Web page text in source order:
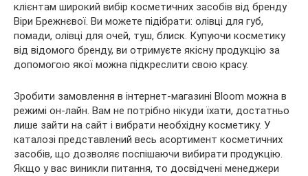
клієнтам широкий вибір косметичних засобів від бренду
Віри Брежнєвої. Ви можете підібрати: олівці для губ,
помади, олівці для очей, туш, блиск. Купуючи косметику
від відомого бренду, ви отримуєте якісну продукцію за
допомогою якої можна підкреслити свою красу.
Зробити замовлення в інтернет-магазині Bloom можна в
режимі он-лайн. Вам не потрібно нікуди їхати, достатньо
лише зайти на сайт і вибрати необхідну косметику. У
каталозі представлений весь асортимент косметичних
засобів, що дозволяє поспішаючи вибирати продукцію.
Якщо у вас виникли питання, то досвідчені менеджери